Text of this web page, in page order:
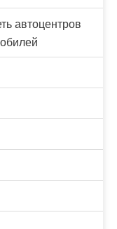
автоцентров